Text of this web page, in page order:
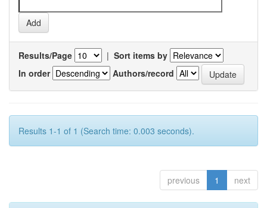
Results/Page | Sort items by
In order
Authors/record
Results 1-1 of 1 (Search time: 0.003 seconds).
previous 1 next